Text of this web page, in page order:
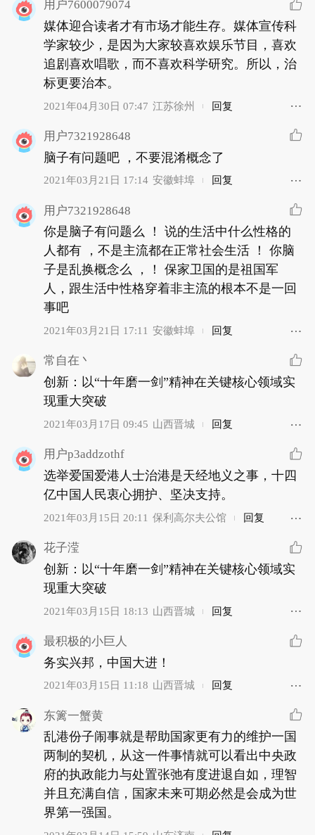
用户7600079074
媒体迎合读者才有市场才能生存。媒体宣传科
学家较少，是因为大家较喜欢娱乐节目，喜欢
追剧喜欢唱歌，而不喜欢科学研究。所以，治
标更要治本。
2021年04月30日 07:47 江苏徐州 回复
用户7321928648
脑子有问题吧 ，不要混淆概念了
2021年03月21日 17:14 安徽蚌埠 回复
用户7321928648
你是脑子有问题么 ！ 说的生活中什么性格的
人都有 ，不是主流都在正常社会生活 ！ 你脑
子是乱换概念么 ，！ 保家卫国的是祖国军
人，跟生活中性格穿着非主流的根本不是一回
事吧
2021年03月21日 17:11 安徽蚌埠 回复
常自在丶
创新：以“十年磨一剑”精神在关键核心领域实
现重大突破
2021年03月17日 09:45 山西晋城 回复
用户p3addzothf
选举爱国爱港人士治港是天经地义之事，十四
亿中国人民衷心拥护、坚决支持。
2021年03月15日 20:11 保利高尔夫公馆 回复
花子滢
创新：以“十年磨一剑”精神在关键核心领域实
现重大突破
2021年03月15日 18:13 山西晋城 回复
最积极的小巨人
务实兴邦，中国大进！
2021年03月15日 11:18 山西晋城 回复
东篱一蟹黄
乱港份子闹事就是帮助国家更有力的维护一国
两制的契机，从这一件事情就可以看出中央政
府的执政能力与处置张弛有度进退自如，理智
并且充满自信，国家未来可期必然是会成为世
界第一强国。